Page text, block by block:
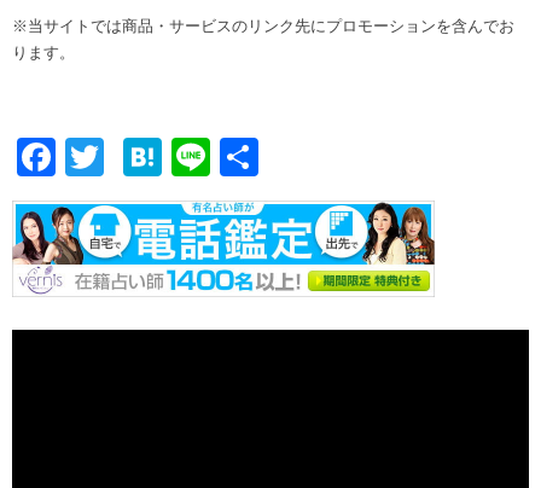
※当サイトでは商品・サービスのリンク先にプロモーションを含んでお
ります。
F
ac
e
b
o
T
w
itt
er
H
at
e
n
a
Li
n
e
有